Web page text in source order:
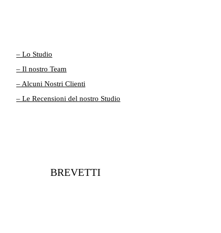
– Lo Studio
– Il nostro Team
– Alcuni Nostri Clienti
– Le Recensioni del nostro Studio
BREVETTI